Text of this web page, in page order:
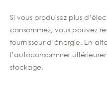
Si vous produisez plus
consommez, vous pouvez
fournisseur d’énergie. En
l’autoconsommer
stockage.